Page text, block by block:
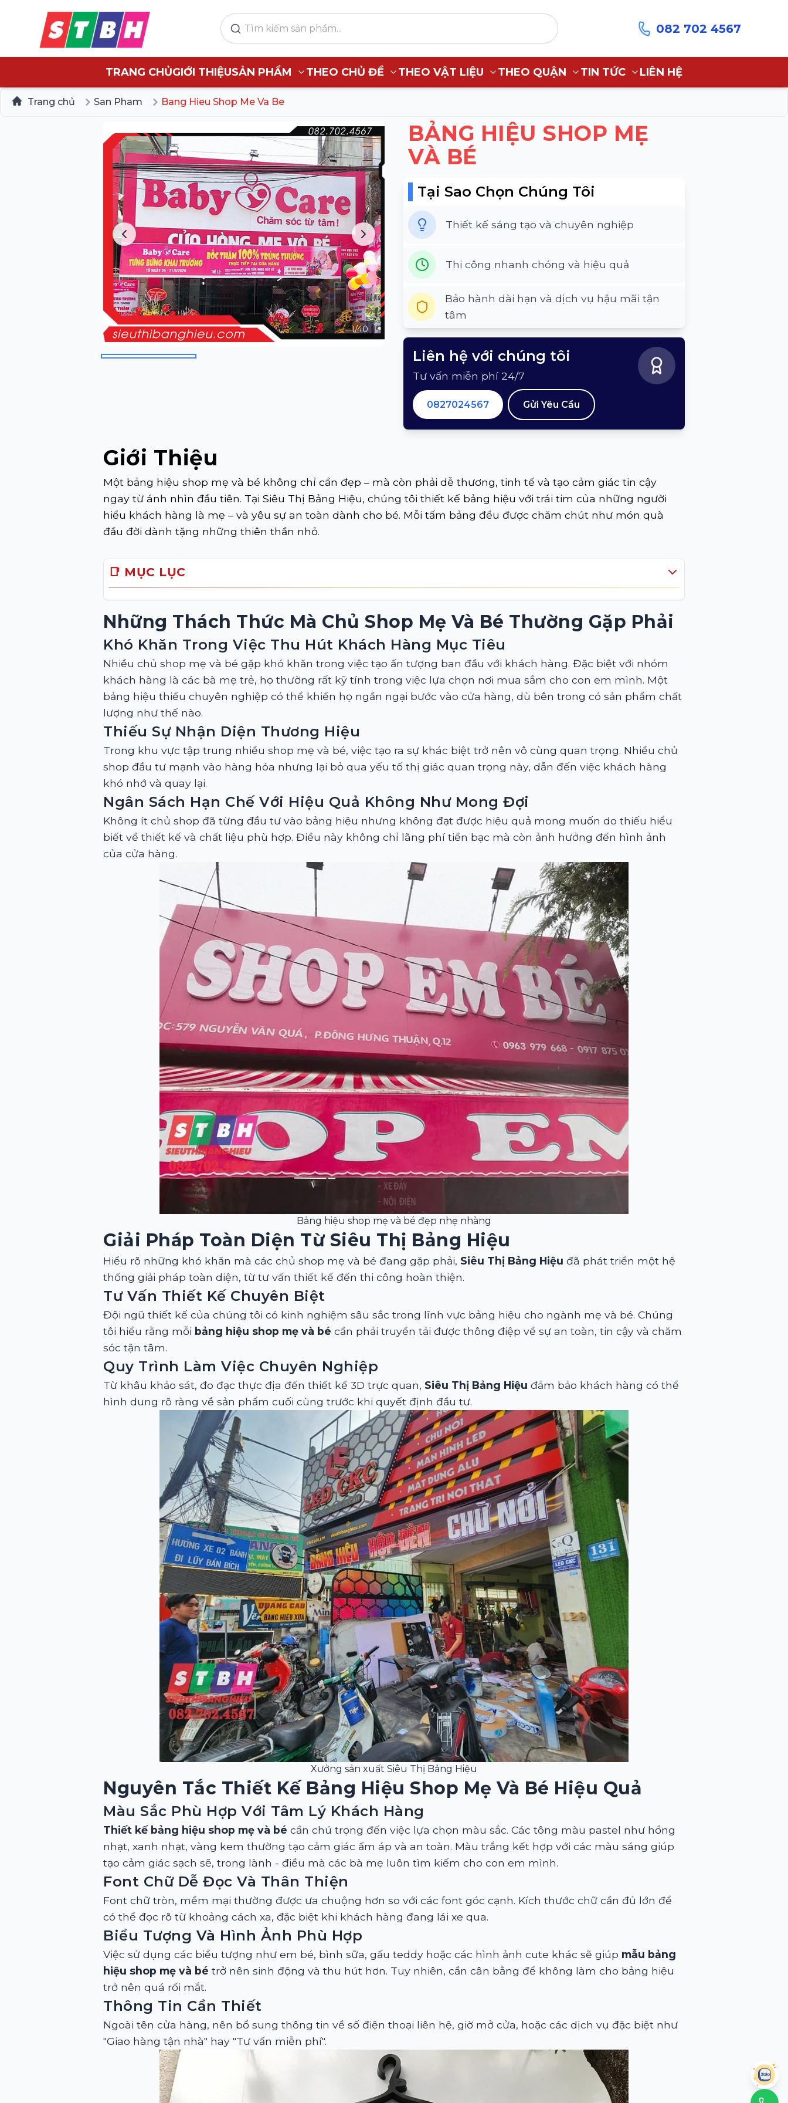
082 702 4567
TRANG CHỦGIỚI THIỆUSẢN PHẨM THEO CHỦ ĐỀ THEO VẬT LIỆU THEO QUẬN TIN TỨC LIÊN HỆ
Trang chủ San Pham Bang Hieu Shop Me Va Be
BẢNG HIỆU SHOP MẸ
VÀ BÉ
Tại Sao Chọn Chúng Tôi
Thiết kế sáng tạo và chuyên nghiệp
Thi công nhanh chóng và hiệu quả
Bảo hành dài hạn và dịch vụ hậu mãi tận
tâm
Liên hệ với chúng tôi
Tư vấn miễn phí 24/7
0827024567 Gửi Yêu Cầu
1/40
Giới Thiệu
Một bảng hiệu shop mẹ và bé không chỉ cần đẹp – mà còn phải dễ thương, tinh tế và tạo cảm giác tin cậy
ngay từ ánh nhìn đầu tiên. Tại Siêu Thị Bảng Hiệu, chúng tôi thiết kế bảng hiệu với trái tim của những người
hiểu khách hàng là mẹ – và yêu sự an toàn dành cho bé. Mỗi tấm bảng đều được chăm chút như món quà
đầu đời dành tặng những thiên thần nhỏ.
📑 MỤC LỤC
Những Thách Thức Mà Chủ Shop Mẹ Và Bé Thường Gặp Phải
Khó Khăn Trong Việc Thu Hút Khách Hàng Mục Tiêu
Nhiều chủ shop mẹ và bé gặp khó khăn trong việc tạo ấn tượng ban đầu với khách hàng. Đặc biệt với nhóm
khách hàng là các bà mẹ trẻ, họ thường rất kỹ tính trong việc lựa chọn nơi mua sắm cho con em mình. Một
bảng hiệu thiếu chuyên nghiệp có thể khiến họ ngần ngại bước vào cửa hàng, dù bên trong có sản phẩm chất
lượng như thế nào.
Thiếu Sự Nhận Diện Thương Hiệu
Trong khu vực tập trung nhiều shop mẹ và bé, việc tạo ra sự khác biệt trở nên vô cùng quan trọng. Nhiều chủ
shop đầu tư mạnh vào hàng hóa nhưng lại bỏ qua yếu tố thị giác quan trọng này, dẫn đến việc khách hàng
khó nhớ và quay lại.
Ngân Sách Hạn Chế Với Hiệu Quả Không Như Mong Đợi
Không ít chủ shop đã từng đầu tư vào bảng hiệu nhưng không đạt được hiệu quả mong muốn do thiếu hiểu
biết về thiết kế và chất liệu phù hợp. Điều này không chỉ lãng phí tiền bạc mà còn ảnh hưởng đến hình ảnh
của cửa hàng.
Bảng hiệu shop mẹ và bé đẹp nhẹ nhàng
Giải Pháp Toàn Diện Từ Siêu Thị Bảng Hiệu
Hiểu rõ những khó khăn mà các chủ shop mẹ và bé đang gặp phải, Siêu Thị Bảng Hiệu đã phát triển một hệ
thống giải pháp toàn diện, từ tư vấn thiết kế đến thi công hoàn thiện.
Tư Vấn Thiết Kế Chuyên Biệt
Đội ngũ thiết kế của chúng tôi có kinh nghiệm sâu sắc trong lĩnh vực bảng hiệu cho ngành mẹ và bé. Chúng
tôi hiểu rằng mỗi bảng hiệu shop mẹ và bé cần phải truyền tải được thông điệp về sự an toàn, tin cậy và chăm
sóc tận tâm.
Quy Trình Làm Việc Chuyên Nghiệp
Từ khâu khảo sát, đo đạc thực địa đến thiết kế 3D trực quan, Siêu Thị Bảng Hiệu đảm bảo khách hàng có thể
hình dung rõ ràng về sản phẩm cuối cùng trước khi quyết định đầu tư.
Xưởng sản xuất Siêu Thị Bảng Hiệu
Nguyên Tắc Thiết Kế Bảng Hiệu Shop Mẹ Và Bé Hiệu Quả
Màu Sắc Phù Hợp Với Tâm Lý Khách Hàng
Thiết kế bảng hiệu shop mẹ và bé cần chú trọng đến việc lựa chọn màu sắc. Các tông màu pastel như hồng
nhạt, xanh nhạt, vàng kem thường tạo cảm giác ấm áp và an toàn. Màu trắng kết hợp với các màu sáng giúp
tạo cảm giác sạch sẽ, trong lành - điều mà các bà mẹ luôn tìm kiếm cho con em mình.
Font Chữ Dễ Đọc Và Thân Thiện
Font chữ tròn, mềm mại thường được ưa chuộng hơn so với các font góc cạnh. Kích thước chữ cần đủ lớn để
có thể đọc rõ từ khoảng cách xa, đặc biệt khi khách hàng đang lái xe qua.
Biểu Tượng Và Hình Ảnh Phù Hợp
Việc sử dụng các biểu tượng như em bé, bình sữa, gấu teddy hoặc các hình ảnh cute khác sẽ giúp mẫu bảng
hiệu shop mẹ và bé trở nên sinh động và thu hút hơn. Tuy nhiên, cần cân bằng để không làm cho bảng hiệu
trở nên quá rối mắt.
Thông Tin Cần Thiết
Ngoài tên cửa hàng, nên bổ sung thông tin về số điện thoại liên hệ, giờ mở cửa, hoặc các dịch vụ đặc biệt như
"Giao hàng tận nhà" hay "Tư vấn miễn phí".